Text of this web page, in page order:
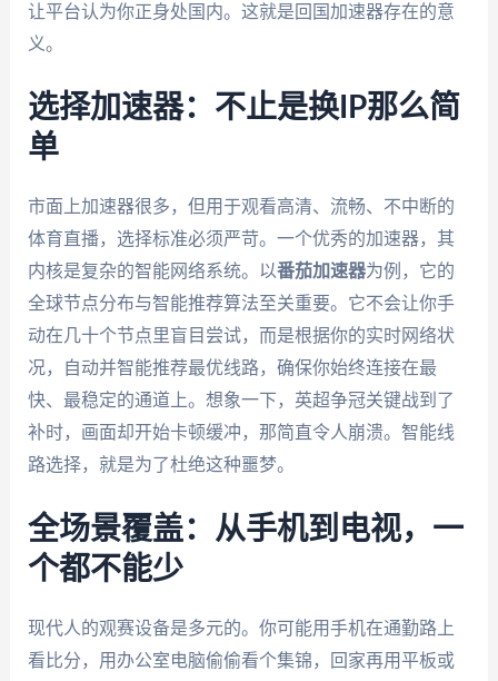
让平台认为你正身处国内。这就是回国加速器存在的意
义。
选择加速器：不止是换IP那么简
单
市面上加速器很多，但用于观看高清、流畅、不中断的
体育直播，选择标准必须严苛。一个优秀的加速器，其
内核是复杂的智能网络系统。以番茄加速器为例，它的
全球节点分布与智能推荐算法至关重要。它不会让你手
动在几十个节点里盲目尝试，而是根据你的实时网络状
况，自动并智能推荐最优线路，确保你始终连接在最
快、最稳定的通道上。想象一下，英超争冠关键战到了
补时，画面却开始卡顿缓冲，那简直令人崩溃。智能线
路选择，就是为了杜绝这种噩梦。
全场景覆盖：从手机到电视，一
个都不能少
现代人的观赛设备是多元的。你可能用手机在通勤路上
看比分，用办公室电脑偷偷看个集锦，回家再用平板或